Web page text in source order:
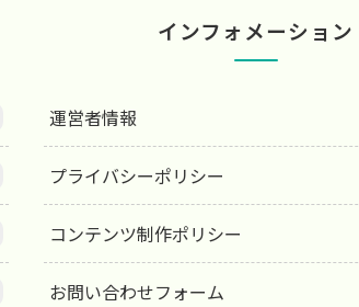
インフォメーション
運営者情報
プライバシーポリシー
コンテンツ制作ポリシー
お問い合わせフォーム